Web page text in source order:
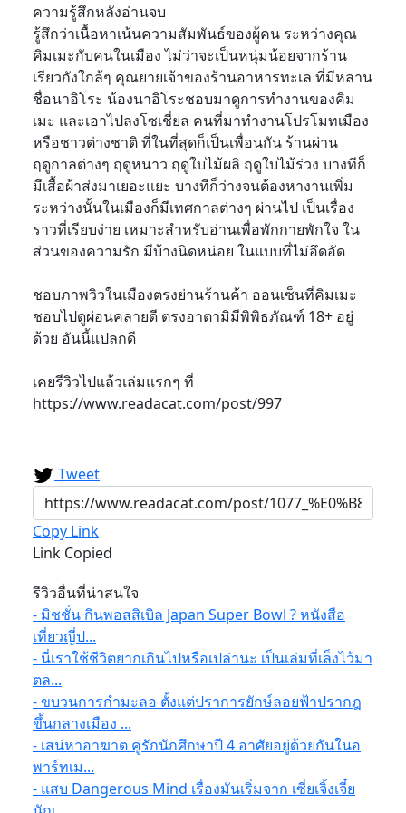
ความรู้สึกหลังอ่านจบ
รู้สึกว่าเนื้อหาเน้นความสัมพันธ์ของผู้คน ระหว่างคุณ
คิมเมะกับคนในเมือง ไม่ว่าจะเป็นหนุ่มน้อยจากร้าน
เรียวกังใกล้ๆ คุณยายเจ้าของร้านอาหารทะเล ที่มีหลาน
ชื่อนาอิโระ น้องนาอิโระชอบมาดูการทำงานของคิม
เมะ และเอาไปลงโซเชี่ยล คนที่มาทำงานโปรโมทเมือง
หรือชาวต่างชาติ ที่ในที่สุดก็เป็นเพื่อนกัน ร้านผ่าน
ฤดูกาลต่างๆ ฤดูหนาว ฤดูใบไม้ผลิ ฤดูใบไม้ร่วง บางทีก็
มีเสื้อผ้าส่งมาเยอะแยะ บางทีก็ว่างจนต้องหางานเพิ่ม
ระหว่างนั้นในเมืองก็มีเทศกาลต่างๆ ผ่านไป เป็นเรื่อง
ราวที่เรียบง่าย เหมาะสำหรับอ่านเพื่อพักกายพักใจ ใน
ส่วนของความรัก มีบ้างนิดหน่อย ในแบบที่ไม่อึดอัด
ชอบภาพวิวในเมืองตรงย่านร้านค้า ออนเซ็นที่คิมเมะ
ชอบไปดูผ่อนคลายดี ตรงอาตามิมีพิพิธภัณฑ์ 18+ อยู่
ด้วย อันนี้แปลกดี
เคยรีวิวไปแล้วเล่มแรกๆ ที่
https://www.readacat.com/post/997
Tweet
Copy Link
Link Copied
รีวิวอื่นที่น่าสนใจ
- มิชชั่น กินพอสสิเบิล Japan Super Bowl ? หนังสือ
เที่ยวญี่ป...
- นี่เราใช้ชีวิตยากเกินไปหรือเปล่านะ เป็นเล่มที่เล็งไว้มา
ตล...
- ขบวนการกำมะลอ ตั้งแต่ปราการยักษ์ลอยฟ้าปรากฎ
ขึ้นกลางเมือง ...
- เสน่หาอาฆาต คู่รักนักศึกษาปี 4 อาศัยอยู่ด้วยกันในอ
พาร์ทเม...
- แสบ Dangerous Mind เรื่องมันเริ่มจาก เซี่ยเจิ้งเจี๋ย